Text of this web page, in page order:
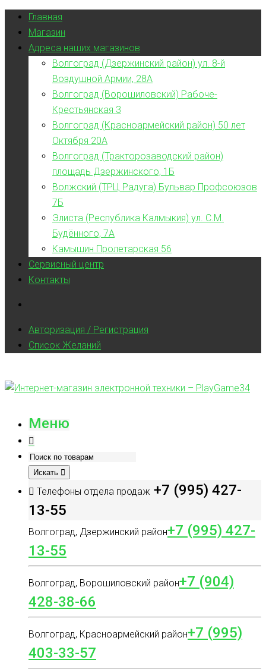
Главная
Магазин
Адреса наших магазинов
Волгоград (Дзержинский район) ул. 8-й
Воздушной Армии, 28А
Волгоград (Ворошиловский) Рабоче-
Крестьянская 3
Волгоград (Красноармейский район) 50 лет
Октября 20А
Волгоград (Тракторозаводский район)
площадь Дзержинского, 1Б
Волжский (ТРЦ Радуга) Бульвар Профсоюзов
7Б
Элиста (Республика Калмыкия) ул. С.М.
Будённого, 7А
Камышин Пролетарская 56
Сервисный центр
Контакты
Авторизация / Регистрация
Список Желаний
Меню
Искать
Телефоны отдела продаж +7 (995) 427-
13-55
Волгоград, Дзержинский район+7 (995) 427-
13-55
Волгоград, Ворошиловский район+7 (904)
428-38-66
Волгоград, Красноармейский район+7 (995)
403-33-57